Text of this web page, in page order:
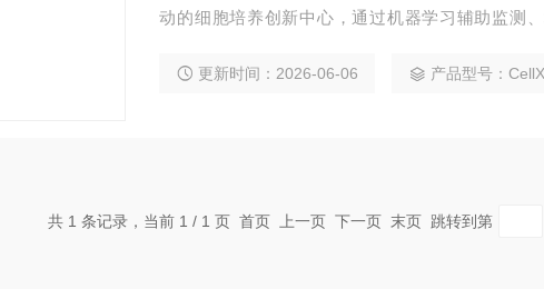
动的细胞培养创新中心，通过机器学习辅助监测
更新时间：2026-06-06 产品型号：
共 1 条记录，当前 1 / 1 页 首页 上一页 下一页 末页 跳转到第